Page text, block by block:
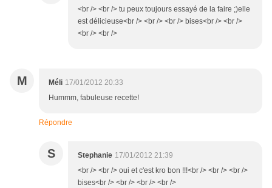
<br /> <br /> tu peux toujours essayé de la faire ;)elle
est délicieuse<br /> <br /> <br /> bises<br /> <br />
<br /> <br />
M Méli 17/01/2012 20:33
Hummm, fabuleuse recette!
Répondre
S Stephanie 17/01/2012 21:39
<br /> <br /> oui et c'est kro bon !!!<br /> <br /> <br />
bises<br /> <br /> <br /> <br />